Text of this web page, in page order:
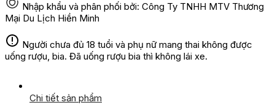
Nhập khẩu và phân phối bởi: Công Ty TNHH MTV Thương
Mại Du Lịch Hiền Minh
Người chưa đủ 18 tuổi và phụ nữ mang thai không được
uống rượu, bia. Đã uống rượu bia thì không lái xe.
Chi tiết sản phẩm